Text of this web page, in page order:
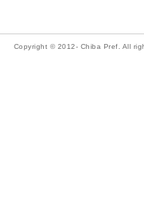
Copyright © 2012- Chiba Pref. All